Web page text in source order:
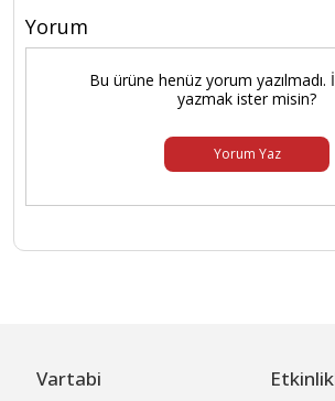
Yorum
Bu ürüne henüz yorum yazılmadı.
yazmak ister misin?
Yorum Yaz
Vartabi